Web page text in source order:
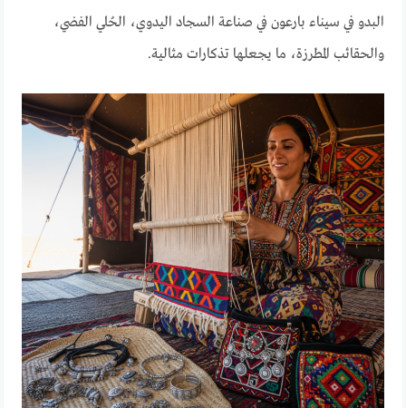
البدو في سيناء بارعون في صناعة السجاد اليدوي، الحُلي الفضي،
والحقائب المطرزة، ما يجعلها تذكارات مثالية.